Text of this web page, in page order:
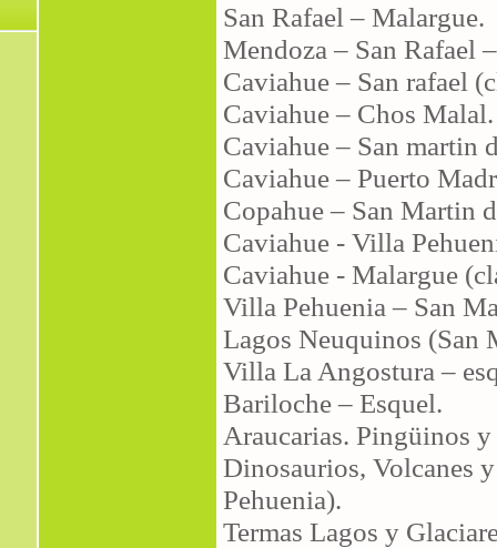
San Rafael – Malargue.
Mendoza – San Rafael
Caviahue – San rafael
Caviahue – Chos Malal.
Caviahue – San martin
Caviahue – Puerto
Copahue – San Martin
Caviahue - Villa
Caviahue - Malargue
Villa Pehuenia – San
Lagos Neuquinos (San
Villa La Angostura –
Bariloche – Esquel.
Araucarias. Pingüinos
Dinosaurios, Volcanes
Pehuenia).
Termas Lagos y